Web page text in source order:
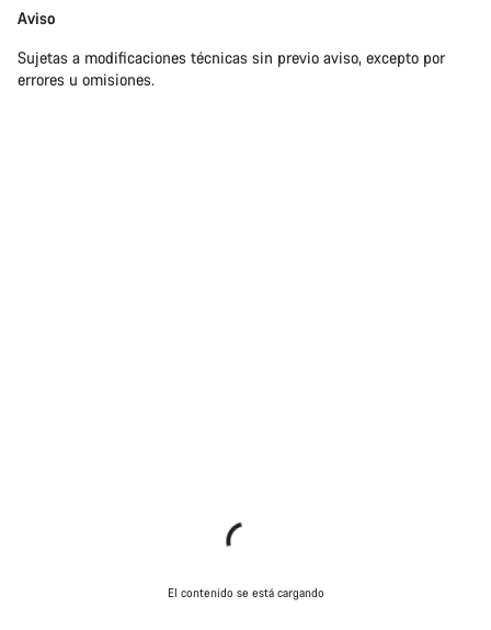
Aviso
Sujetas a modificaciones técnicas sin previo aviso, excepto por
errores u omisiones.
El contenido se está cargando